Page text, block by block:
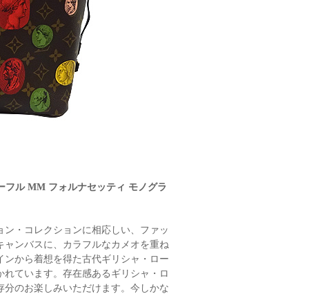
フル MM フォルナセッティ モノグラ
・コレクションに相応しい、ファッ
ンバスに、カラフルなカメオを重ね
から着想を得た古代ギリシャ・ロー
ています。存在感あるギリシャ・ロ
のお楽しみいただけます。今しかな